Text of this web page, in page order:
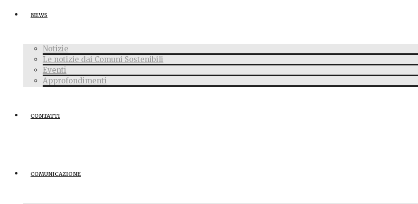
NEWS
Notizie
Le notizie dai Comuni Sostenibili
Eventi
Approfondimenti
CONTATTI
COMUNICAZIONE